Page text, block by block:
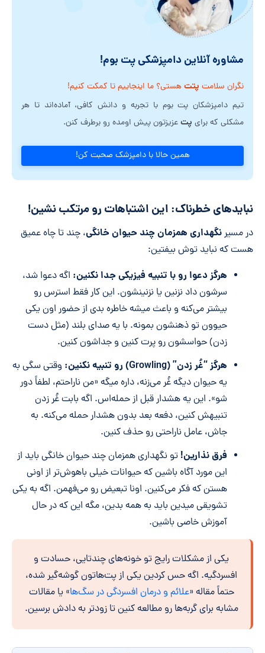
مشاوره آنلاین دامپزشکی پت بوم!
نگران سلامت پتتهستی؟ ما اینجاییم تا کمکت کنیم!
تیم دامپزشکان پت بوم با تجربه و دانش کافی، آماده‌اند تا هر
مشکلی که برای پتعزیزتون پیش اومده رو برطرف کنن.
همین حالا با دامپزشک صحبت کن!
نبایدهای خطرناک: این اشتباهات رو مرتکب نشین!
در مسیرنگهداری همزمان چند حیوان خانگی، چند تا چاه عمیق
هست که نباید توش بیفتین:
هرگز دعوا رو با تنبیه فیزیکی جدا نکنین: اگه دعوا شد،
سرشون داد نزنین یا نزنینشون. این کار فقط استرس رو
بیشتر می‌کنه و باعث میشه خاطره بدی از حضور اون یکی
حیوون تو ذهنشون بمونه. با یه صدای بلند (مثل دست
زدن) حواسشون رو پرت کنین و جداشون کنین.
هرگز “غُر زدن” (Growling) رو تنبیه نکنین:
وقتی سگی به
یه حیوان دیگه غُر می‌زنه، داره میگه «من ناراحتم، لطفاً دور
شو». این یه هشدار قبل از حمله‌اس. اگه بابت غُر زدن
تنبیهش کنین، دفعه بعد بدون هشدار حمله می‌کنه. به
جاش، عامل ناراحتی رو حذف کنین.
فرق نذارین! تو نگهداری همزمان چند حیوان خانگی باید از
این مورد آگاه باشین که حیوانات خیلی باهوش‌تر از اونی
هستن که فکر می‌کنین. اونا تبعیض رو می‌فهمن. اگه به یکی
تشویقی میدین باید به همه بدین، مگه این که در حال
آموزش خاصی باشین.
یکی از مشکلات رایج تو خونه‌های چندتایی، حسادت و
افسردگیه. اگه حس کردین یکی از پت‌هاتون گوشه‌گیر شده،
حتماً مقاله «علائم و درمان افسردگی در سگ‌ها» یا مقالات
مشابه برای گربه‌ها رو مطالعه کنین تا زودتر به دادش برسین.